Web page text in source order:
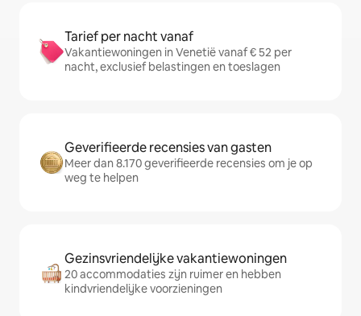
Tarief per nacht vanaf
Vakantiewoningen in Venetië vanaf € 52 per
nacht, exclusief belastingen en toeslagen
Geverifieerde recensies van gasten
Meer dan 8.170 geverifieerde recensies om je op
weg te helpen
Gezinsvriendelijke vakantiewoningen
20 accommodaties zijn ruimer en hebben
kindvriendelijke voorzieningen